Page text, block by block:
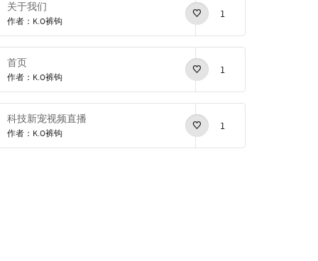
关于我们
作者：K.O裤钩
1
首页
作者：K.O裤钩
1
科技新宠视频直播
作者：K.O裤钩
1